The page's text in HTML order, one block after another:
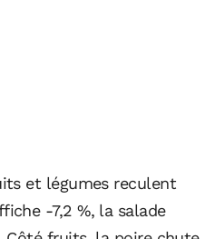
et légumes reculent
-7,2 %, la salade